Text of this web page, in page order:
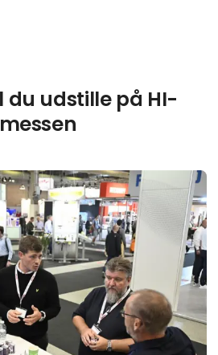
du udstille på HI-
messen